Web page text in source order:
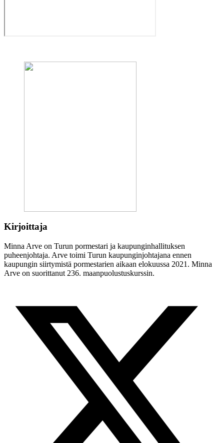
Kirjoittaja
Minna Arve on Turun pormestari ja kaupunginhallituksen
puheenjohtaja. Arve toimi Turun kaupunginjohtajana ennen
kaupungin siirtymistä pormestarien aikaan elokuussa 2021. Minna
Arve on suorittanut 236. maanpuolustuskurssin.